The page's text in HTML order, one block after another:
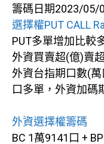
籌碼日期2023/05/
選擇權PUT CALL
PUT多單增加比較
外資買賣超(億)賣
外資台指期口數(
口多單，外資加碼
外資選擇權籌碼
BC 1萬9141口 +